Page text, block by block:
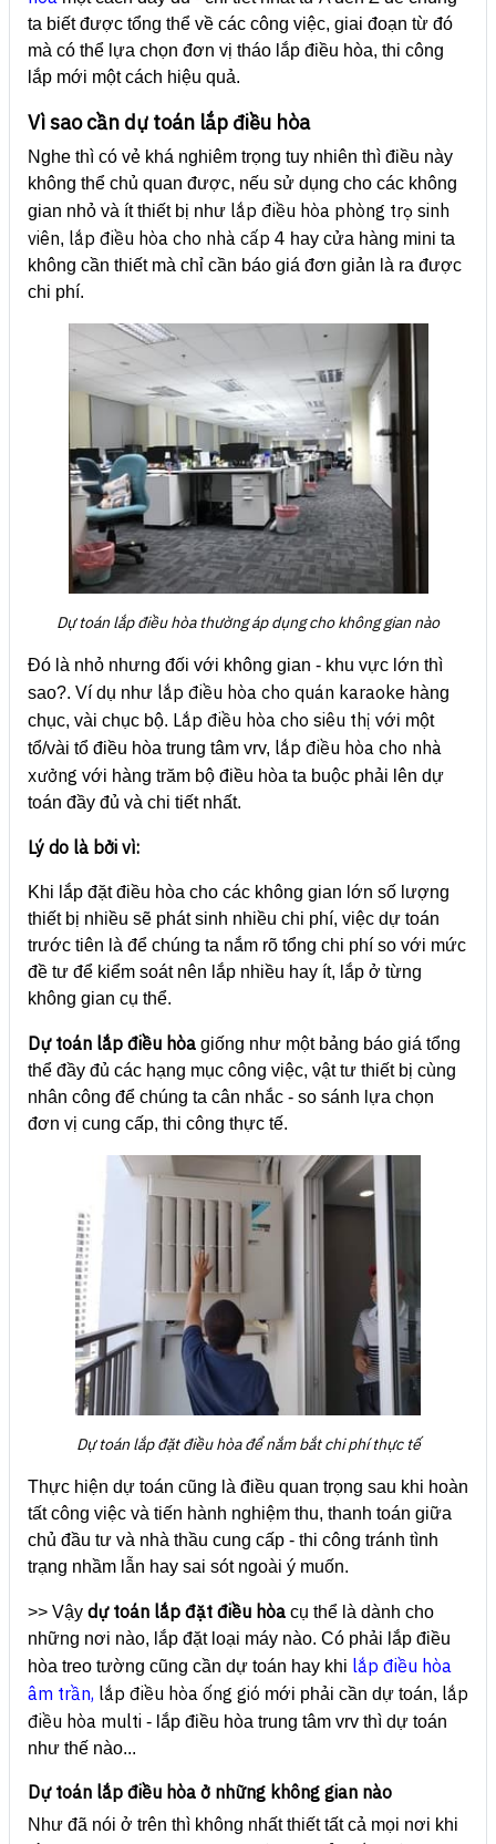
ta biết được tổng thể về các công việc, giai đoạn từ đó
mà có thể lựa chọn đơn vị tháo lắp điều hòa, thi công
lắp mới một cách hiệu quả.
Vì sao cần dự toán lắp điều hòa
Nghe thì có vẻ khá nghiêm trọng tuy nhiên thì điều này
không thể chủ quan được, nếu sử dụng cho các không
gian nhỏ và ít thiết bị như lắp điều hòa phòng trọ sinh
viên, lắp điều hòa cho nhà cấp 4 hay cửa hàng mini ta
không cần thiết mà chỉ cần báo giá đơn giản là ra được
chi phí.
Dự toán lắp điều hòa thường áp dụng cho không gian nào
Đó là nhỏ nhưng đối với không gian - khu vực lớn thì
sao?. Ví dụ như lắp điều hòa cho quán karaoke hàng
chục, vài chục bộ. Lắp điều hòa cho siêu thị với một
tổ/vài tổ điều hòa trung tâm vrv, lắp điều hòa cho nhà
xưởng với hàng trăm bộ điều hòa ta buộc phải lên dự
toán đầy đủ và chi tiết nhất.
Lý do là bởi vì:
Khi lắp đặt điều hòa cho các không gian lớn số lượng
thiết bị nhiều sẽ phát sinh nhiều chi phí, việc dự toán
trước tiên là để chúng ta nắm rõ tổng chi phí so với mức
đề tư để kiểm soát nên lắp nhiều hay ít, lắp ở từng
không gian cụ thể.
Dự toán lắp điều hòa giống như một bảng báo giá tổng
thể đầy đủ các hạng mục công việc, vật tư thiết bị cùng
nhân công để chúng ta cân nhắc - so sánh lựa chọn
đơn vị cung cấp, thi công thực tế.
Dự toán lắp đặt điều hòa để nắm bắt chi phí thực tế
Thực hiện dự toán cũng là điều quan trọng sau khi hoàn
tất công việc và tiến hành nghiệm thu, thanh toán giữa
chủ đầu tư và nhà thầu cung cấp - thi công tránh tình
trạng nhầm lẫn hay sai sót ngoài ý muốn.
>> Vậy dự toán lắp đặt điều hòa cụ thể là dành cho
những nơi nào, lắp đặt loại máy nào. Có phải lắp điều
hòa treo tường cũng cần dự toán hay khi lắp điều hòa
âm trần, lắp điều hòa ống gió mới phải cần dự toán, lắp
điều hòa multi - lắp điều hòa trung tâm vrv thì dự toán
như thế nào...
Dự toán lắp điều hòa ở những không gian nào
Như đã nói ở trên thì không nhất thiết tất cả mọi nơi khi